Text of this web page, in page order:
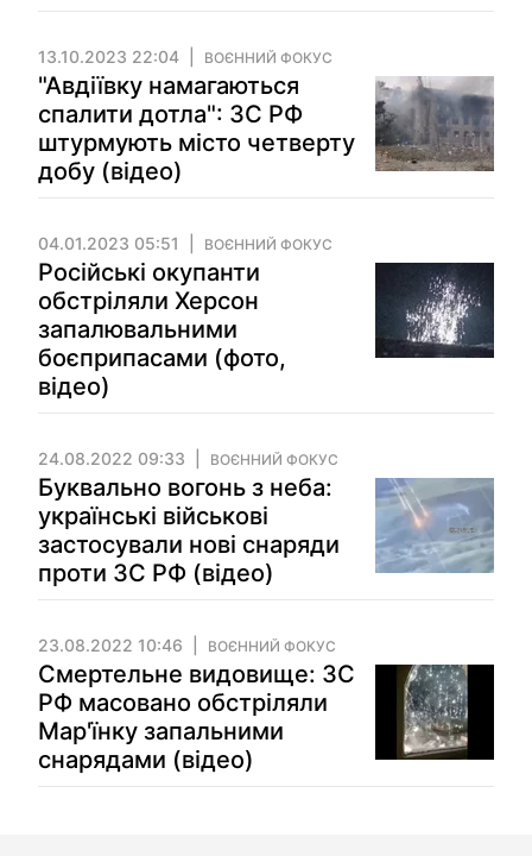
13.10.2023 22:04 ВОЄННИЙ ФОКУС
"Авдіївку намагаються
спалити дотла": ЗС РФ
штурмують місто четверту
добу (відео)
04.01.2023 05:51 ВОЄННИЙ ФОКУС
Російські окупанти
обстріляли Херсон
запалювальними
боєприпасами (фото,
відео)
24.08.2022 09:33 ВОЄННИЙ ФОКУС
Буквально вогонь з неба:
українські військові
застосували нові снаряди
проти ЗС РФ (відео)
23.08.2022 10:46 ВОЄННИЙ ФОКУС
Смертельне видовище: ЗС
РФ масовано обстріляли
Мар'їнку запальними
снарядами (відео)